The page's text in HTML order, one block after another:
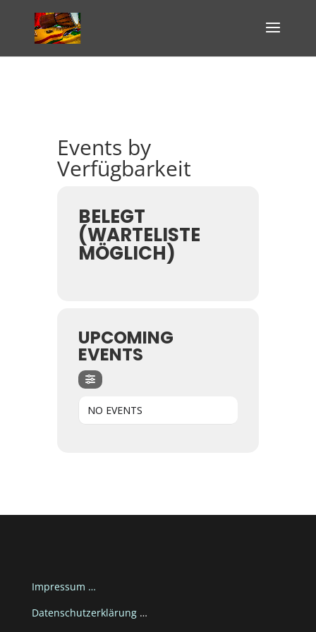
Events by
Verfügbarkeit
BELEGT
(WARTELISTE
MÖGLICH)
UPCOMING
EVENTS
NO EVENTS
Impressum …
Datenschutzerklärung…